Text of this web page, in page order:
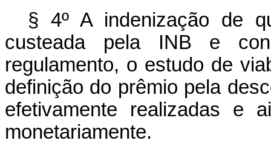
§ 4º A indenização de
custeada pela INB e
regulamento, o estudo de
definição do prêmio pela
efetivamente realizadas e
monetariamente.